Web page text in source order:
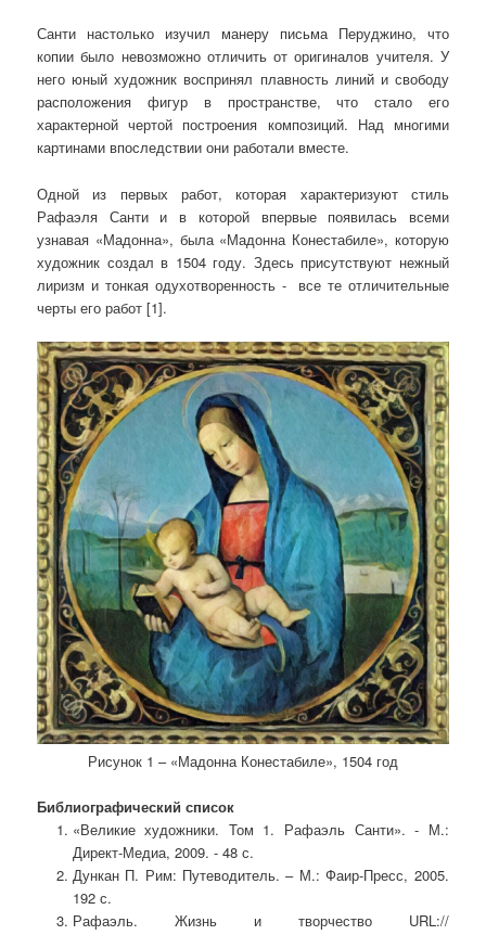
Санти настолько изучил манеру письма Перуджино, что
копии было невозможно отличить от оригиналов учителя. У
него юный художник воспринял плавность линий и свободу
расположения фигур в пространстве, что стало его
характерной чертой построения композиций. Над многими
картинами впоследствии они работали вместе.
Одной из первых работ, которая характеризуют стиль
Рафаэля Санти и в которой впервые появилась всеми
узнавая «Мадонна», была «Мадонна Конестабиле», которую
художник создал в 1504 году. Здесь присутствуют нежный
лиризм и тонкая одухотворенность - все те отличительные
черты его работ [1].
Рисунок 1 – «Мадонна Конестабиле», 1504 год
Библиографический список
«Великие художники. Том 1. Рафаэль Санти». - М.:
Директ-Медиа, 2009. - 48 с.
Дункан П. Рим: Путеводитель. – М.: Фаир-Пресс, 2005.
192 с.
Рафаэль. Жизнь и творчество URL://